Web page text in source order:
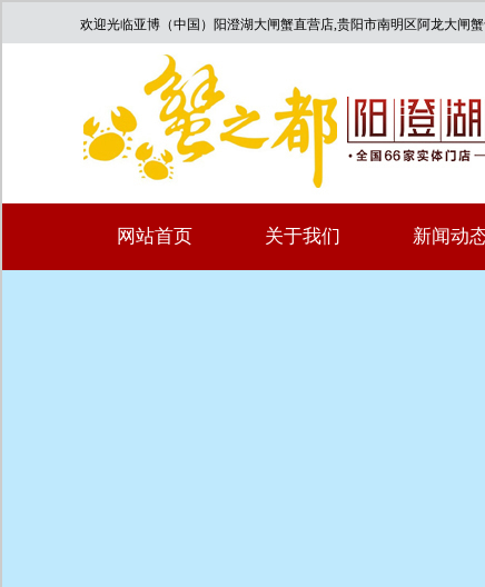
欢迎光临亚博（中国）阳澄湖大闸蟹直营店,贵阳市南明区阿龙大闸
网站首页 关于我们 新闻动